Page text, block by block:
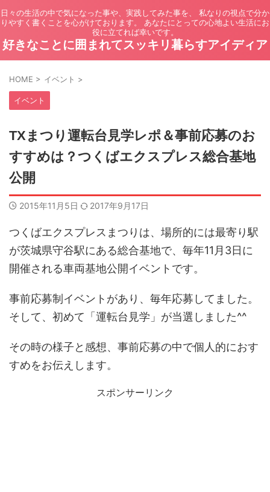
日々の生活の中で気になった事や、実践してみた事を、 私なりの視点で分か
りやすく書くことを心がけております。 あなたにとっての心地よい生活にお
役に立てれば幸いです。
好きなことに囲まれてスッキリ暮らすアイディア
HOME > イベント >
イベント
TXまつり運転台見学レポ＆事前応募のお
すすめは？つくばエクスプレス総合基地
公開
2015年11月5日 2017年9月17日
つくばエクスプレスまつりは、場所的には最寄り駅
が茨城県守谷駅にある総合基地で、毎年11月3日に
開催される車両基地公開イベントです。
事前応募制イベントがあり、毎年応募してました。
そして、初めて「運転台見学」が当選しました^^
その時の様子と感想、事前応募の中で個人的におす
すめをお伝えします。
スポンサーリンク